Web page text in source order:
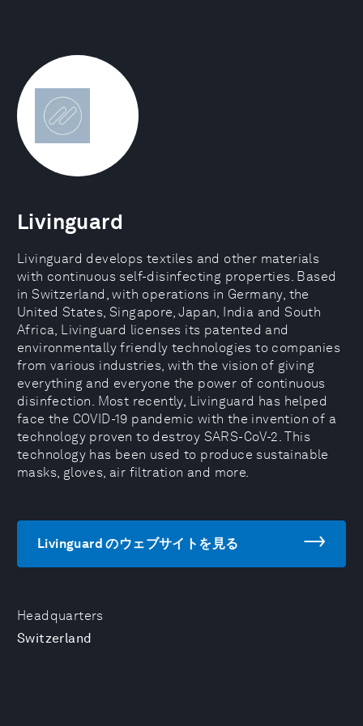
Headquarters
Switzerland
Livinguard
Livinguard develops textiles and other materials
with continuous self-disinfecting properties. Based
in Switzerland, with operations in Germany, the
United States, Singapore, Japan, India and South
Africa, Livinguard licenses its patented and
environmentally friendly technologies to companies
from various industries, with the vision of giving
everything and everyone the power of continuous
disinfection. Most recently, Livinguard has helped
face the COVID-19 pandemic with the invention of a
technology proven to destroy SARS-CoV-2. This
technology has been used to produce sustainable
masks, gloves, air filtration and more.
Livinguard のウェブサイトを見る